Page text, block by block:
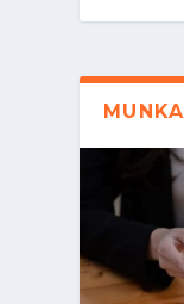
MUNKA